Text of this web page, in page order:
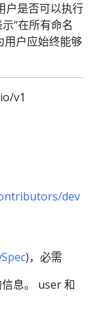
户是否可以执行
“在所有命名
用户应始终能够
v1
dev
)，必需
息。 user 和